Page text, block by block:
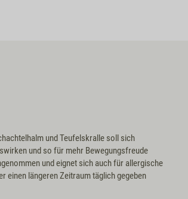
und Teufelskralle soll sich
und so für mehr Bewegungsfreude
und eignet sich auch für allergische
einen längeren Zeitraum täglich gegeben